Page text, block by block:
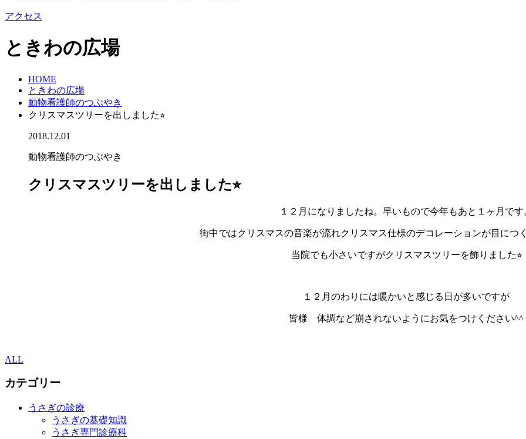
アクセス
ときわの広場
HOME
ときわの広場
動物看護師のつぶやき
クリスマスツリーを出しました⭐︎
2018.12.01
動物看護師のつぶやき
クリスマスツリーを出しました⭐︎
１２月になりましたね。早いもので今年もあと１ヶ月です
街中ではクリスマスの音楽が流れクリスマス仕様のデコレーションが目につ
当院でも小さいですがクリスマスツリーを飾りました⭐︎
１２月のわりには暖かいと感じる日が多いですが
皆様 体調など崩されないようにお気をつけください^^
ALL
カテゴリー
うさぎの診療
うさぎの基礎知識
うさぎ専門診療科